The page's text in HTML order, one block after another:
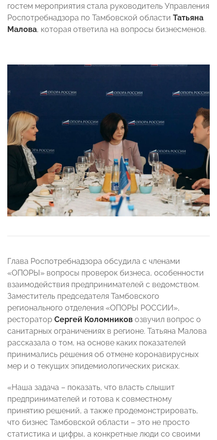
гостем мероприятия стала руководитель Управления
Роспотребнадзора по Тамбовской области Татьяна
Малова, которая ответила на вопросы бизнесменов.
Глава Роспотребнадзора обсудила с членами
«ОПОРЫ» вопросы проверок бизнеса, особенности
взаимодействия предпринимателей с ведомством.
Заместитель председателя Тамбовского
регионального отделения «ОПОРЫ РОССИИ»,
ресторатор Сергей Коломников озвучил вопрос о
санитарных ограничениях в регионе. Татьяна Малова
рассказала о том, на основе каких показателей
принимались решения об отмене коронавирусных
мер и о текущих эпидемиологических рисках.
«Наша задача – показать, что власть слышит
предпринимателей и готова к совместному
принятию решений, а также продемонстрировать,
что бизнес Тамбовской области – это не просто
статистика и цифры, а конкретные люди со своими